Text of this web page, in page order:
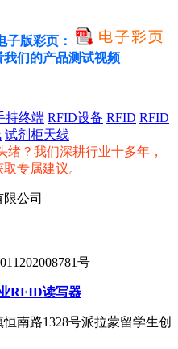
子版彩页：
们的产品测试视频
持终端 RFID设备 RFID RFID
试剂柜天线
？我们深耕行业十多年，
专属建议。
公司
号
RFID读写器
南路1328号派拉蒙留学生创